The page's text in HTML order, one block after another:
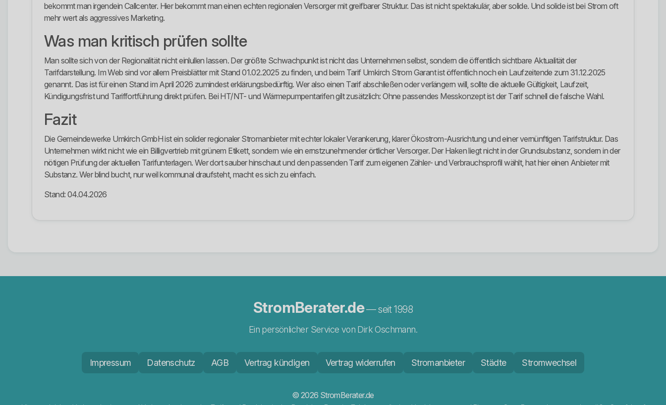
bekommt man irgendein Callcenter. Hier bekommt man einen echten regionalen Versorger mit greifbarer Struktur. Das ist nicht spektakulär, aber solide. Und solide ist bei Strom oft
mehr wert als aggressives Marketing.
Was man kritisch prüfen sollte
Man sollte sich von der Regionalität nicht einlullen lassen. Der größte Schwachpunkt ist nicht das Unternehmen selbst, sondern die öffentlich sichtbare Aktualität der
Tarifdarstellung. Im Web sind vor allem Preisblätter mit Stand 01.02.2025 zu finden, und beim Tarif Umkirch Strom Garant ist öffentlich noch ein Laufzeitende zum 31.12.2025
genannt. Das ist für einen Stand im April 2026 zumindest erklärungsbedürftig. Wer also einen Tarif abschließen oder verlängern will, sollte die aktuelle Gültigkeit, Laufzeit,
Kündigungsfrist und Tariffortführung direkt prüfen. Bei HT/NT- und Wärmepumpentarifen gilt zusätzlich: Ohne passendes Messkonzept ist der Tarif schnell die falsche Wahl.
Fazit
Die Gemeindewerke Umkirch GmbH ist ein solider regionaler Stromanbieter mit echter lokaler Verankerung, klarer Ökostrom-Ausrichtung und einer vernünftigen Tarifstruktur. Das
Unternehmen wirkt nicht wie ein Billigvertrieb mit grünem Etikett, sondern wie ein ernstzunehmender örtlicher Versorger. Der Haken liegt nicht in der Grundsubstanz, sondern in der
nötigen Prüfung der aktuellen Tarifunterlagen. Wer dort sauber hinschaut und den passenden Tarif zum eigenen Zähler- und Verbrauchsprofil wählt, hat hier einen Anbieter mit
Substanz. Wer blind bucht, nur weil kommunal draufsteht, macht es sich zu einfach.
Stand: 04.04.2026
StromBerater.de— seit 1998
Ein persönlicher Service von Dirk Oschmann.
Impressum Datenschutz AGB Vertrag kündigen Vertrag widerrufen Stromanbieter Städte Stromwechsel
© 2026 StromBerater.de